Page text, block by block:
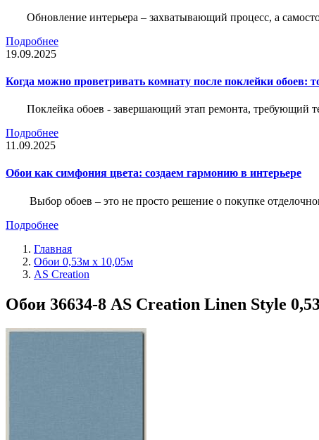
Обновление интерьера – захватывающий процесс, а
Подробнее
19.09.2025
Когда можно проветривать комнату после поклейки обоев:
Поклейка обоев - завершающий этап ремонта, требующий
Подробнее
11.09.2025
Обои как симфония цвета: создаем гармонию в интерьере
Выбор обоев – это не просто решение о покупке
Подробнее
Главная
Обои 0,53м x 10,05м
AS Creation
Обои 36634-8 AS Creation Linen Style